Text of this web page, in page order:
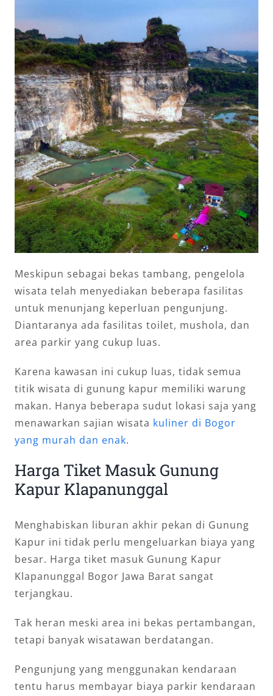
Meskipun sebagai bekas tambang, pengelola
wisata telah menyediakan beberapa fasilitas
untuk menunjang keperluan pengunjung.
Diantaranya ada fasilitas toilet, mushola, dan
area parkir yang cukup luas.
Karena kawasan ini cukup luas, tidak semua
titik wisata di gunung kapur memiliki warung
makan. Hanya beberapa sudut lokasi saja yang
menawarkan sajian wisata kuliner di Bogor
yang murah dan enak.
Harga Tiket Masuk Gunung
Kapur Klapanunggal
Menghabiskan liburan akhir pekan di Gunung
Kapur ini tidak perlu mengeluarkan biaya yang
besar. Harga tiket masuk Gunung Kapur
Klapanunggal Bogor Jawa Barat sangat
terjangkau.
Tak heran meski area ini bekas pertambangan,
tetapi banyak wisatawan berdatangan.
Pengunjung yang menggunakan kendaraan
tentu harus membayar biaya parkir kendaraan